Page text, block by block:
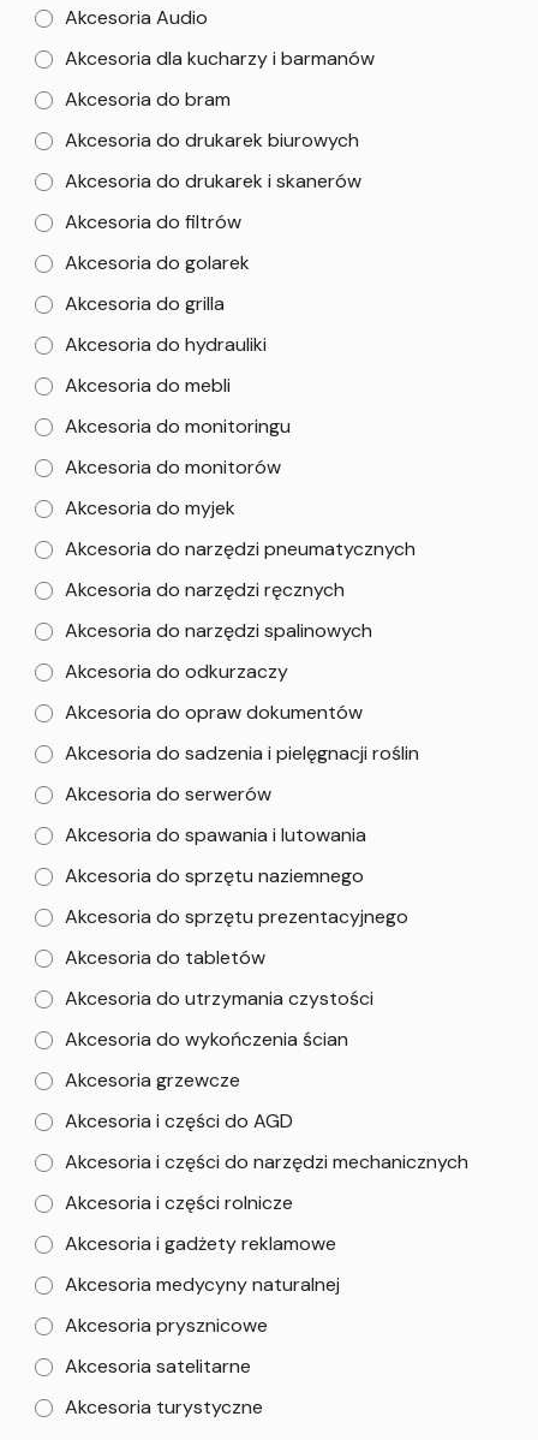
Akcesoria Audio
Akcesoria dla kucharzy i barmanów
Akcesoria do bram
Akcesoria do drukarek biurowych
Akcesoria do drukarek i skanerów
Akcesoria do filtrów
Akcesoria do golarek
Akcesoria do grilla
Akcesoria do hydrauliki
Akcesoria do mebli
Akcesoria do monitoringu
Akcesoria do monitorów
Akcesoria do myjek
Akcesoria do narzędzi pneumatycznych
Akcesoria do narzędzi ręcznych
Akcesoria do narzędzi spalinowych
Akcesoria do odkurzaczy
Akcesoria do opraw dokumentów
Akcesoria do sadzenia i pielęgnacji roślin
Akcesoria do serwerów
Akcesoria do spawania i lutowania
Akcesoria do sprzętu naziemnego
Akcesoria do sprzętu prezentacyjnego
Akcesoria do tabletów
Akcesoria do utrzymania czystości
Akcesoria do wykończenia ścian
Akcesoria grzewcze
Akcesoria i części do AGD
Akcesoria i części do narzędzi mechanicznych
Akcesoria i części rolnicze
Akcesoria i gadżety reklamowe
Akcesoria medycyny naturalnej
Akcesoria prysznicowe
Akcesoria satelitarne
Akcesoria turystyczne